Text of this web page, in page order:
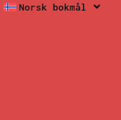
Norsk bokmål